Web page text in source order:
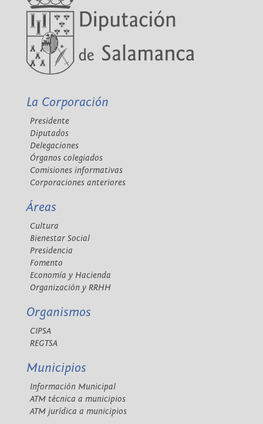
La Corporación
Presidente
Diputados
Delegaciones
Órganos colegiados
Comisiones informativas
Corporaciones anteriores
Áreas
Cultura
Bienestar Social
Presidencia
Fomento
Economía y Hacienda
Organización y RRHH
Organismos
CIPSA
REGTSA
Municipios
Información Municipal
ATM técnica a municipios
ATM jurídica a municipios